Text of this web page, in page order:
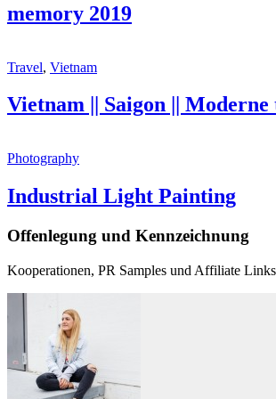
memory 2019
Travel, Vietnam
Vietnam || Saigon ||
Photography
Industrial Light Painting
Offenlegung und Kennzeichnung
Kooperationen, PR Samples und Affiliate